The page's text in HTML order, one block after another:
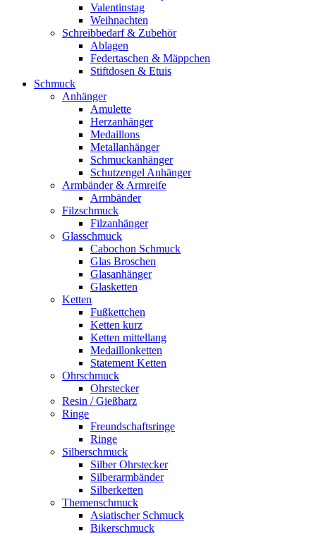
Valentinstag
Weihnachten
Schreibbedarf & Zubehör
Ablagen
Federtaschen & Mäppchen
Stiftdosen & Etuis
Schmuck
Anhänger
Amulette
Herzanhänger
Medaillons
Metallanhänger
Schmuckanhänger
Schutzengel Anhänger
Armbänder & Armreife
Armbänder
Filzschmuck
Filzanhänger
Glasschmuck
Cabochon Schmuck
Glas Broschen
Glasanhänger
Glasketten
Ketten
Fußkettchen
Ketten kurz
Ketten mittellang
Medaillonketten
Statement Ketten
Ohrschmuck
Ohrstecker
Resin / Gießharz
Ringe
Freundschaftsringe
Ringe
Silberschmuck
Silber Ohrstecker
Silberarmbänder
Silberketten
Themenschmuck
Asiatischer Schmuck
Bikerschmuck